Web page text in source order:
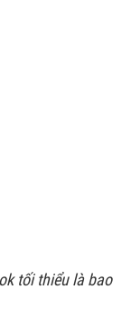
tối thiểu là bao